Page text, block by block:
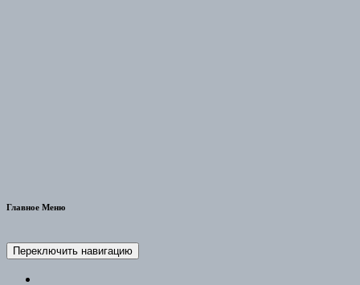
Главное Меню
Переключить навигацию